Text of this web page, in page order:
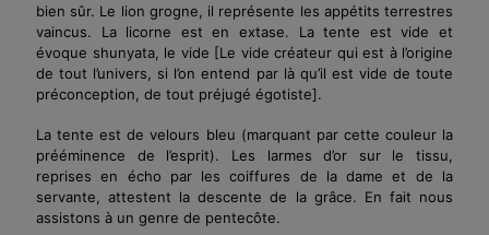
bien sûr. Le lion grogne, il représente les appétits terrestres
vaincus. La licorne est en extase. La tente est vide et
évoque shunyata, le vide [Le vide créateur qui est à l’origine
de tout l’univers, si l’on entend par là qu’il est vide de toute
préconception, de tout préjugé égotiste].
La tente est de velours bleu (marquant par cette couleur la
prééminence de l’esprit). Les larmes d’or sur le tissu,
reprises en écho par les coiffures de la dame et de la
servante, attestent la descente de la grâce. En fait nous
assistons à un genre de pentecôte.